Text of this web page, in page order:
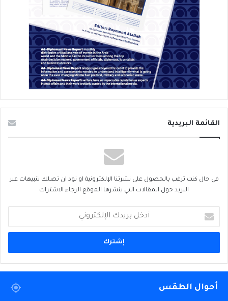
القائمة البريدية
في حال كنت ترغب بالحصول على نشرتنا الإلكترونية او تود ان تصلك تنبيهات عبر
البريد حول المقالات التي ينشرها الموقع الرجاء الاشتراك
بريدك
الإلكتروني
أحوال الطقس